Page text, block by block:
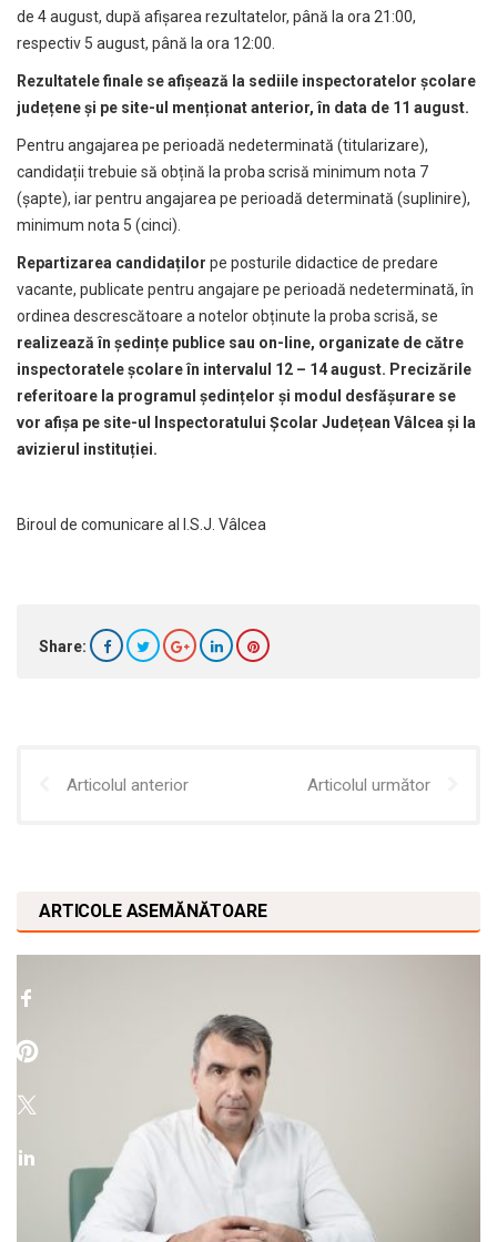
de 4 august, după afișarea rezultatelor, până la ora 21:00,
respectiv 5 august, până la ora 12:00.
Rezultatele finale se afișează la sediile inspectoratelor școlare
județene și pe site-ul menționat anterior, în data de 11 august.
Pentru angajarea pe perioadă nedeterminată (titularizare),
candidații trebuie să obțină la proba scrisă minimum nota 7
(șapte), iar pentru angajarea pe perioadă determinată (suplinire),
minimum nota 5 (cinci).
Repartizarea candidaților pe posturile didactice de predare
vacante, publicate pentru angajare pe perioadă nedeterminată, în
ordinea descrescătoare a notelor obținute la proba scrisă, se
realizează în ședințe publice sau on-line, organizate de către
inspectoratele școlare în intervalul 12 – 14 august. Precizările
referitoare la programul ședințelor și modul desfășurare se
vor afișa pe site-ul Inspectoratului Școlar Județean Vâlcea și la
avizierul instituției.
Biroul de comunicare al I.S.J. Vâlcea
Share:
Articolul anterior Articolul următor
ARTICOLE ASEMĂNĂTOARE